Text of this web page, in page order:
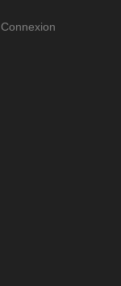
Connexion